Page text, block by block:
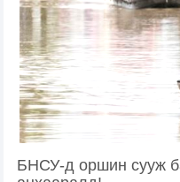
БНСУ-д оршин сууж